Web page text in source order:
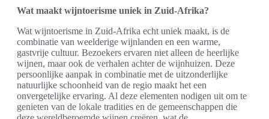
Wat maakt wijntoerisme uniek in Zuid-Afrika?
Wat wijntoerisme in Zuid-Afrika echt uniek maakt, is de
combinatie van weelderige wijnlanden en een warme,
gastvrije cultuur. Bezoekers ervaren niet alleen de heerlijke
wijnen, maar ook de verhalen achter de wijnhuizen. Deze
persoonlijke aanpak in combinatie met de uitzonderlijke
natuurlijke schoonheid van de regio maakt het een
onvergetelijke ervaring. Al deze elementen nodigen uit om te
genieten van de lokale tradities en de gemeenschappen die